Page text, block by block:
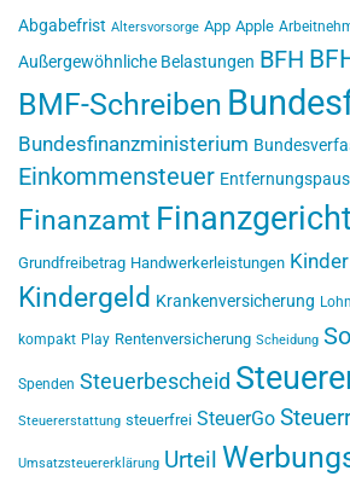
Abgabefrist Altersvorsorge App Apple
Außergewöhnliche Belastungen BFH
BMF-Schreiben
Bundesfinanzministerium
Einkommensteuer
Finanzamt Finanzgericht
Grundfreibetrag Handwerkerleistungen Kinder
Kindergeld Krankenversicherung
kompakt Play Rentenversicherung Scheidung
Spenden Steuerbescheid
Steuererstattung steuerfrei SteuerGo
Umsatzsteuererklärung Urteil